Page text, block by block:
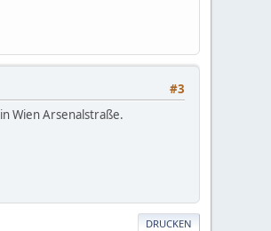
#3
Wien Arsenalstraße.
DRUCKEN